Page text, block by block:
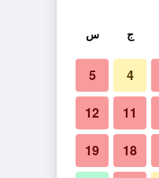
ج س
4
5
11
12
18
19